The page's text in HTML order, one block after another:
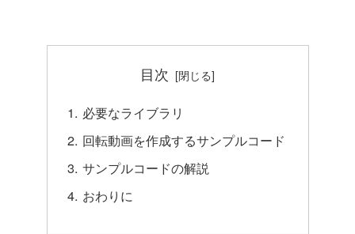
目次
必要なライブラリ
回転動画を作成するサンプルコード
サンプルコードの解説
おわりに